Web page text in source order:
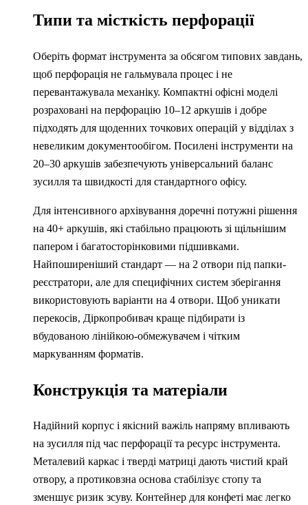
Типи та місткість перфорації
Оберіть формат інструмента за обсягом типових завдань,
щоб перфорація не гальмувала процес і не
перевантажувала механіку. Компактні офісні моделі
розраховані на перфорацію 10–12 аркушів і добре
підходять для щоденних точкових операцій у відділах з
невеликим документообігом. Посилені інструменти на
20–30 аркушів забезпечують універсальний баланс
зусилля та швидкості для стандартного офісу.
Для інтенсивного архівування доречні потужні рішення
на 40+ аркушів, які стабільно працюють зі щільнішим
папером і багатосторінковими підшивками.
Найпоширеніший стандарт — на 2 отвори під папки-
реєстратори, але для специфічних систем зберігання
використовують варіанти на 4 отвори. Щоб уникати
перекосів, Діркопробивач краще підбирати із
вбудованою лінійкою-обмежувачем і чітким
маркуванням форматів.
Конструкція та матеріали
Надійний корпус і якісний важіль напряму впливають
на зусилля під час перфорації та ресурс інструмента.
Металевий каркас і тверді матриці дають чистий край
отвору, а протиковзна основа стабілізує стопу та
зменшує ризик зсуву. Контейнер для конфеті має легко